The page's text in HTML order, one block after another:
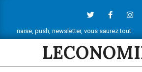
content
push, newsletter, vous saurez tout. Ne